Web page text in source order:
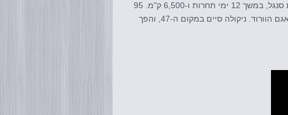
מהדורת 2020 זינקה ממונקו והובילה את המתחרים עד לדקאר, בירת סנגל, במשך 12 ימי תחרות ו-6,500 ק"מ. 95
רוכבים החלו את היום הראשון, 66 סיימו את הראלי ברכיבה לאורך האגם הוורוד. ניקולה סיים במקום ה-47, והפך